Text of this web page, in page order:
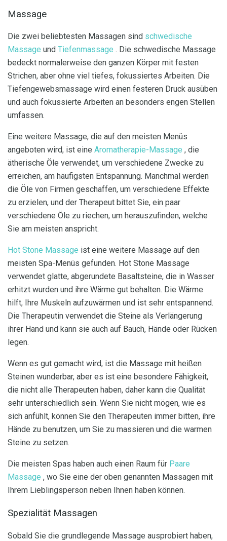
Massage
Die zwei beliebtesten Massagen sind schwedische
Massage und Tiefenmassage . Die schwedische Massage
bedeckt normalerweise den ganzen Körper mit festen
Strichen, aber ohne viel tiefes, fokussiertes Arbeiten. Die
Tiefengewebsmassage wird einen festeren Druck ausüben
und auch fokussierte Arbeiten an besonders engen Stellen
umfassen.
Eine weitere Massage, die auf den meisten Menüs
angeboten wird, ist eine Aromatherapie-Massage , die
ätherische Öle verwendet, um verschiedene Zwecke zu
erreichen, am häufigsten Entspannung. Manchmal werden
die Öle von Firmen geschaffen, um verschiedene Effekte
zu erzielen, und der Therapeut bittet Sie, ein paar
verschiedene Öle zu riechen, um herauszufinden, welche
Sie am meisten anspricht.
Hot Stone Massage ist eine weitere Massage auf den
meisten Spa-Menüs gefunden. Hot Stone Massage
verwendet glatte, abgerundete Basaltsteine, die in Wasser
erhitzt wurden und ihre Wärme gut behalten. Die Wärme
hilft, Ihre Muskeln aufzuwärmen und ist sehr entspannend.
Die Therapeutin verwendet die Steine ​​als Verlängerung
ihrer Hand und kann sie auch auf Bauch, Hände oder Rücken
legen.
Wenn es gut gemacht wird, ist die Massage mit heißen
Steinen wunderbar, aber es ist eine besondere Fähigkeit,
die nicht alle Therapeuten haben, daher kann die Qualität
sehr unterschiedlich sein. Wenn Sie nicht mögen, wie es
sich anfühlt, können Sie den Therapeuten immer bitten, ihre
Hände zu benutzen, um Sie zu massieren und die warmen
Steine ​​zu setzen.
Die meisten Spas haben auch einen Raum für Paare
Massage , wo Sie eine der oben genannten Massagen mit
Ihrem Lieblingsperson neben Ihnen haben können.
Spezialität Massagen
Sobald Sie die grundlegende Massage ausprobiert haben,